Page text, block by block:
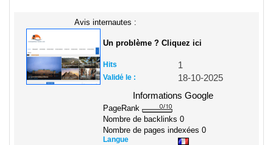
Avis internautes :
Un problème ? Cliquez ici
Hits 1
Validé le :
18-10-2025
Informations Google
PageRank
Nombre de backlinks 0
Nombre de pages indexées 0
Langue